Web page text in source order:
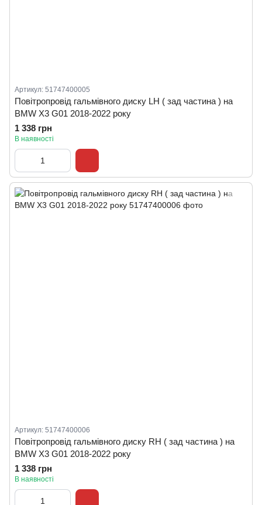
Артикул: 51747400005
Повітропровід гальмівного диску LH ( зад частина ) на
BMW X3 G01 2018-2022 року
1 338 грн
В наявності
Артикул: 51747400006
Повітропровід гальмівного диску RH ( зад частина ) на
BMW X3 G01 2018-2022 року
1 338 грн
В наявності